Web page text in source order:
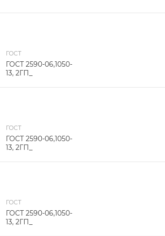
ГОСТ
ГОСТ 2590-06,1050-
13, 2ГП_
ГОСТ
ГОСТ 2590-06,1050-
13, 2ГП_
ГОСТ
ГОСТ 2590-06,1050-
13, 2ГП_